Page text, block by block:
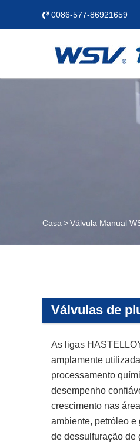
0086-577-86921659
Casa Válvula Manual
Válvulas de
As ligas
amplamente
processamento
desempenho
crescimento nas
ambiente, petróleo e
de dessulfuração de